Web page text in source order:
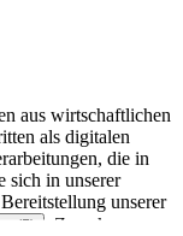
aus wirtschaftlichen
als digitalen
die in
sich in unserer
unserer
(5)
. Zwecke: